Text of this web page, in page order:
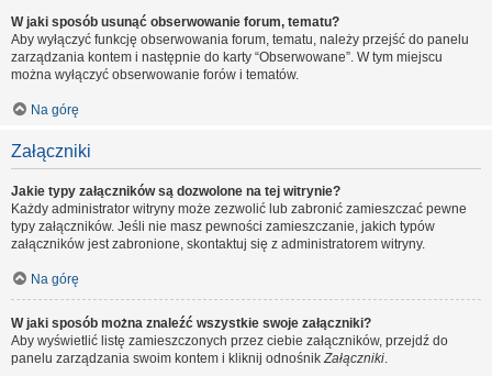
W jaki sposób usunąć obserwowanie forum, tematu?
Aby wyłączyć funkcję obserwowania forum, tematu, należy przejść do panelu
zarządzania kontem i następnie do karty “Obserwowane”. W tym miejscu
można wyłączyć obserwowanie forów i tematów.
Na górę
Załączniki
Jakie typy załączników są dozwolone na tej witrynie?
Każdy administrator witryny może zezwolić lub zabronić zamieszczać pewne
typy załączników. Jeśli nie masz pewności zamieszczanie, jakich typów
załączników jest zabronione, skontaktuj się z administratorem witryny.
Na górę
W jaki sposób można znaleźć wszystkie swoje załączniki?
Aby wyświetlić listę zamieszczonych przez ciebie załączników, przejdź do
panelu zarządzania swoim kontem i kliknij odnośnikZałączniki.